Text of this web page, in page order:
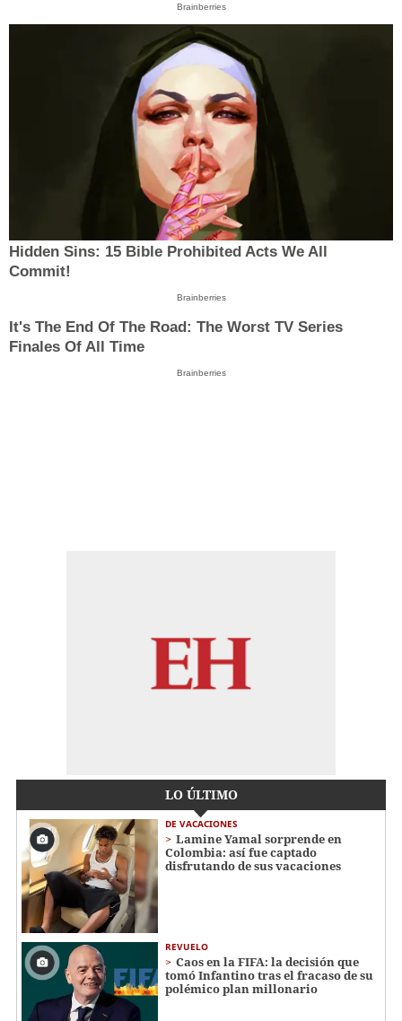
Brainberries
Hidden Sins: 15 Bible Prohibited Acts We All
Commit!
Brainberries
It's The End Of The Road: The Worst TV Series
Finales Of All Time
Brainberries
LO ÚLTIMO
DE VACACIONES
Lamine Yamal sorprende en
Colombia: así fue captado
disfrutando de sus vacaciones
REVUELO
Caos en la FIFA: la decisión que
tomó Infantino tras el fracaso de su
polémico plan millonario